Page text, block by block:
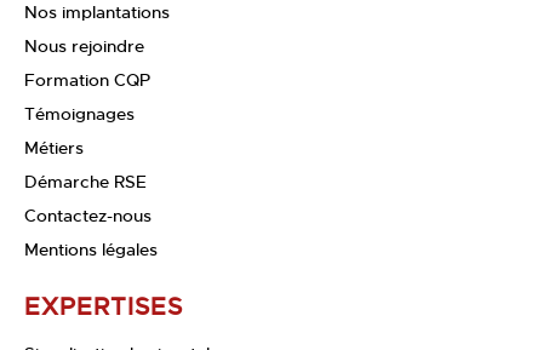
Nos implantations
Nous rejoindre
Formation CQP
Témoignages
Métiers
Démarche RSE
Contactez-nous
Mentions légales
EXPERTISES